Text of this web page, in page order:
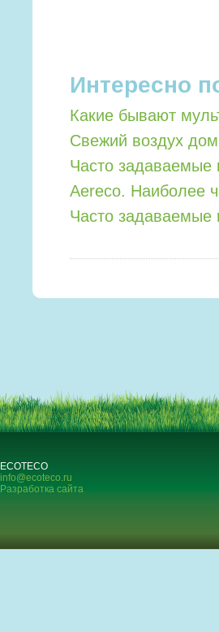
Интересно
Какие бывают
Свежий воздух
Часто задаваемые
Aereco. Наиболее
Часто задаваемые
ECOTECO
info@ecoteco.ru
Разработка сайта